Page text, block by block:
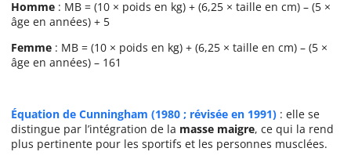
Homme : MB = (10 × poids en kg) + (6,25 × taille en cm) – (5 ×
âge en années) + 5
Femme : MB = (10 × poids en kg) + (6,25 × taille en cm) – (5 ×
âge en années) – 161
Équation de Cunningham (1980 ; révisée en 1991) : elle se
distingue par l’intégration de la masse maigre, ce qui la rend
plus pertinente pour les sportifs et les personnes musclées.